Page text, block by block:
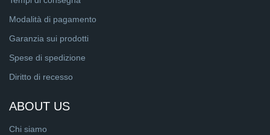
Modalità di pagamento
Garanzia sui prodotti
Spese di spedizione
Diritto di recesso
ABOUT US
Chi siamo